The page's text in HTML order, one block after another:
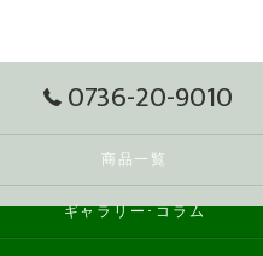
0736-20-9010
商品一覧
ギャラリー･コラム